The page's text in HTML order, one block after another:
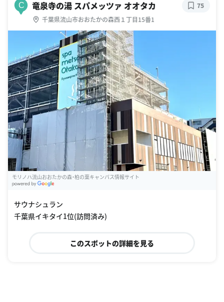
C 竜泉寺の湯 スパメッツァ オオタカ
千葉県流山市おおたかの森西１丁目15番1
75
モリノハ流山おおたかの森・柏の葉キャンパス情報サイト
サウナシュラン
千葉県イキタイ1位(訪問済み)
このスポットの詳細を見る